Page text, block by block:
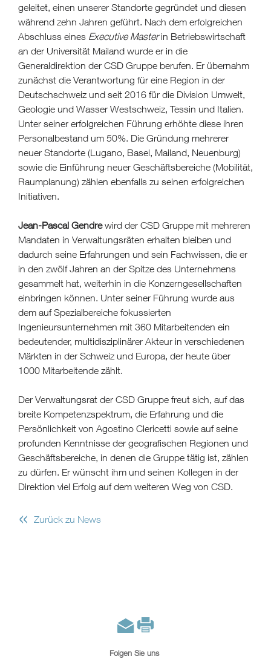
geleitet, einen unserer Standorte gegründet und diesen
während zehn Jahren geführt. Nach dem erfolgreichen
Abschluss eines Executive Masterin Betriebswirtschaft
an der Universität Mailand wurde er in die
Generaldirektion der CSD Gruppe berufen. Er übernahm
zunächst die Verantwortung für eine Region in der
Deutschschweiz und seit 2016 für die Division Umwelt,
Geologie und Wasser Westschweiz, Tessin und Italien.
Unter seiner erfolgreichen Führung erhöhte diese ihren
Personalbestand um 50%. Die Gründung mehrerer
neuer Standorte (Lugano, Basel, Mailand, Neuenburg)
sowie die Einführung neuer Geschäftsbereiche (Mobilität,
Raumplanung) zählen ebenfalls zu seinen erfolgreichen
Initiativen.
Jean-Pascal Gendrewird der CSD Gruppe mit mehreren
Mandaten in Verwaltungsräten erhalten bleiben und
dadurch seine Erfahrungen und sein Fachwissen, die er
in den zwölf Jahren an der Spitze des Unternehmens
gesammelt hat, weiterhin in die Konzerngesellschaften
einbringen können. Unter seiner Führung wurde aus
dem auf Spezialbereiche fokussierten
Ingenieursunternehmen mit 360 Mitarbeitenden ein
bedeutender, multidisziplinärer Akteur in verschiedenen
Märkten in der Schweiz und Europa, der heute über
1000 Mitarbeitende zählt.
Der Verwaltungsrat der CSD Gruppe freut sich, auf das
breite Kompetenzspektrum, die Erfahrung und die
Persönlichkeit von Agostino Clericetti sowie auf seine
profunden Kenntnisse der geografischen Regionen und
Geschäftsbereiche, in denen die Gruppe tätig ist, zählen
zu dürfen. Er wünscht ihm und seinen Kollegen in der
Direktion viel Erfolg auf dem weiteren Weg von CSD.
« Zurück zu News
Folgen Sie uns